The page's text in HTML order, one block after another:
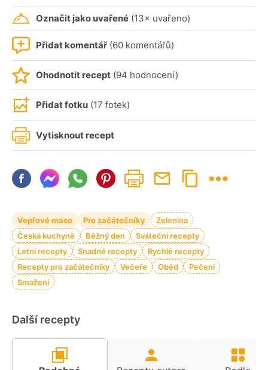
Označit jako uvařené (13× uvařeno)
Přidat komentář (60 komentářů)
Ohodnotit recept (94 hodnocení)
Přidat fotku (17 fotek)
Vytisknout recept
Vepřové maso Pro začátečníky
Zelenina
Česká kuchyně
Běžný den
Sváteční recepty
Letní recepty
Snadné recepty
Rychlé recepty
Recepty pro začátečníky
Večeře Oběd
Pečení
Smažení
Další recepty